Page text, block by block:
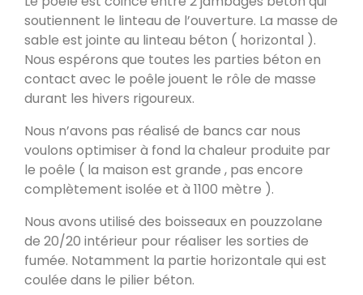
PDM L
Éternoz 25330
Saint-Jean-de-Chevelu 73170
oxalis L
PDM L
Fleurus
soutiennent le linteau de l’ouverture. La masse de
sable est jointe au linteau béton ( horizontal ).
Nous espérons que toutes les parties béton en
contact avec le poêle jouent le rôle de masse
durant les hivers rigoureux.
Nous n’avons pas réalisé de bancs car nous
voulons optimiser à fond la chaleur produite par
le poêle ( la maison est grande , pas encore
complètement isolée et à 1100 mètre ).
Nous avons utilisé des boisseaux en pouzzolane
de 20/20 intérieur pour réaliser les sorties de
fumée. Notamment la partie horizontale qui est
coulée dans le pilier béton.